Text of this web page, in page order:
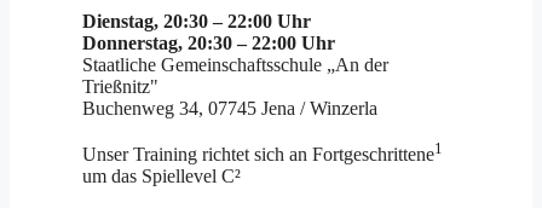
Dienstag, 20:30 – 22:00 Uhr
Donnerstag, 20:30 – 22:00 Uhr
Staatliche Gemeinschaftsschule „An der
Trießnitz"
Buchenweg 34, 07745 Jena / Winzerla
Unser Training richtet sich an Fortgeschrittene1
um das Spiellevel C²